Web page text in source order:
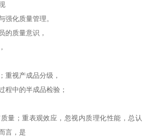
化质量管理。
质量意识，
视产成品分级，
中的半成品检验；
；重表观效应，忽视内质理化性能，总认
言，是